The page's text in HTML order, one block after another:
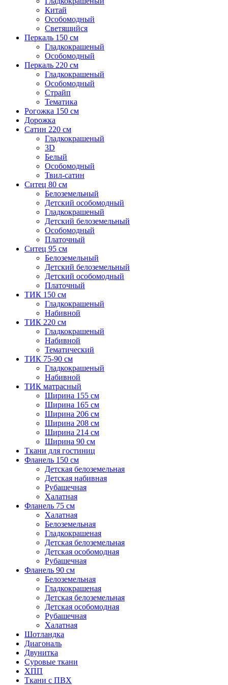
Китай
Особомодный
Светящийся
Перкаль 150 см
Гладкокрашеный
Особомодный
Перкаль 220 см
Гладкокрашеный
Особомодный
Страйп
Тематика
Рогожка 150 см
Дорожка
Сатин 220 см
Гладкокрашеный
3D
Белый
Особомодный
Твил-сатин
Ситец 80 см
Белоземельный
Детский особомодный
Гладкокрашеный
Детский белоземельный
Особомодный
Платочный
Ситец 95 см
Белоземельный
Детский белоземельный
Детский особомодный
Платочный
ТИК 150 см
Гладкокрашеный
Набивной
ТИК 220 см
Гладкокрашеный
Набивной
Тематический
ТИК 75-90 см
Гладкокрашеный
Набивной
ТИК матрасный
Ширина 155 см
Ширина 165 см
Ширина 206 см
Ширина 208 см
Ширина 214 см
Ширина 90 см
Ткани для гостиниц
Фланель 150 см
Детская белоземельная
Детская набивная
Рубашечная
Халатная
Фланель 75 см
Халатная
Белоземельная
Гладкокрашеная
Детская белоземельная
Детская особомодная
Рубашечная
Фланель 90 см
Белоземельная
Гладкокрашеная
Детская белоземельная
Детская особомодная
Рубашечная
Халатная
Шотландка
Диагональ
Двунитка
Суровые ткани
ХПП
Ткани с ПВХ